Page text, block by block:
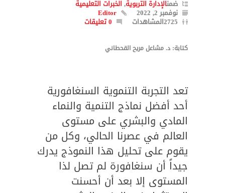
ضمنالإدارة التربوية, الخبرات التعليمية
نوفمبر 2, 2022 Editor
2725المشاهدات 0 تعليقات
كتابة: د. مشاعل مريح القحطاني
تعد التجربة التنموية السنغافورية
أحد أفضل نماذج التنمية والنماء
المادي والبشري على مستوى
العالم في عصرنا الحالي، وكل من
يقوم على تحليل هذا النموذج يدرك
جيداً أن سنغافورة لم تصل لذا
المستوى إلا بعد أن أحسنت